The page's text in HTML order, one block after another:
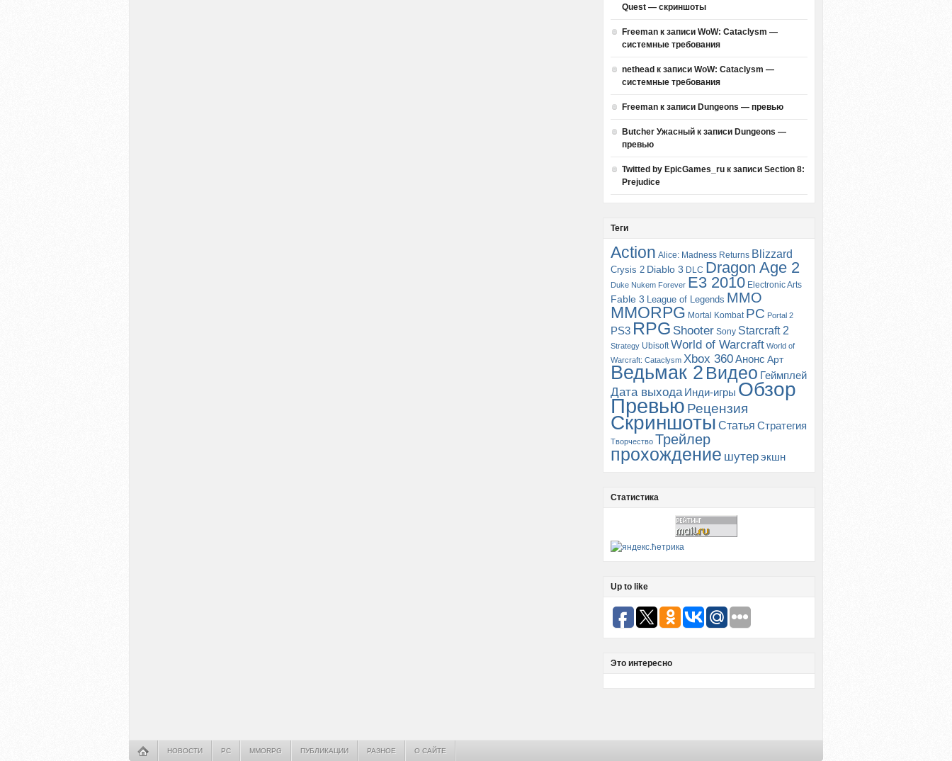
Quest — скриншоты
Freeman к записи WoW: Cataclysm —
системные требования
nethead к записи WoW: Cataclysm —
системные требования
Freeman к записи Dungeons — превью
Butcher Ужасный к записи Dungeons —
превью
Twitted by EpicGames_ru к записи Section 8:
Prejudice
Теги
Action Alice: Madness Returns Blizzard
Crysis 2 Diablo 3 DLC Dragon Age 2
Duke Nukem Forever E3 2010 Electronic Arts
Fable 3 League of Legends MMO
MMORPG Mortal Kombat PC Portal 2
PS3 RPG Shooter Sony Starcraft 2
Strategy Ubisoft World of Warcraft World of
Warcraft: Cataclysm Xbox 360Анонс Арт
Ведьмак 2 Видео Геймплей
Дата выхода Инди-игры Обзор
Превью Рецензия
Скриншоты Статья Стратегия
Творчество Трейлер
прохождение шутерэкшн
Статистика
Up to like
Это интересно
НОВОСТИ PC MMORPG ПУБЛИКАЦИИ РАЗНОЕ О САЙТЕ